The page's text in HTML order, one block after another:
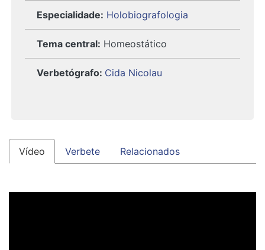
Especialidade: Holobiografologia
Tema central: Homeostático
Verbetógrafo: Cida Nicolau
Vídeo Verbete Relacionados